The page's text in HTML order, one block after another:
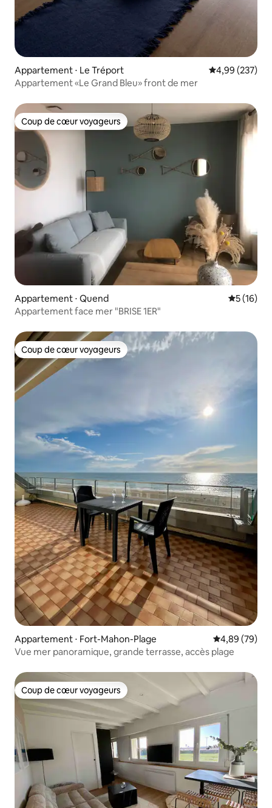
Appartement ⋅ Le Tréport Évaluation
4,99 (237)
Appartement «Le Grand Bleu» front de mer
Coup de cœur voyageurs
Coup de cœur voyageurs
Appartement ⋅ Quend
5 (16)
Appartement face mer "BRISE 1ER"
Coup de cœur voyageurs
Coup de cœur voyageurs
Appartement ⋅ Fort-Mahon-Plage Évaluation
4,89 (79)
Vue mer panoramique, grande terrasse, accès plage
Coup de cœur voyageurs
Coup de cœur voyageurs